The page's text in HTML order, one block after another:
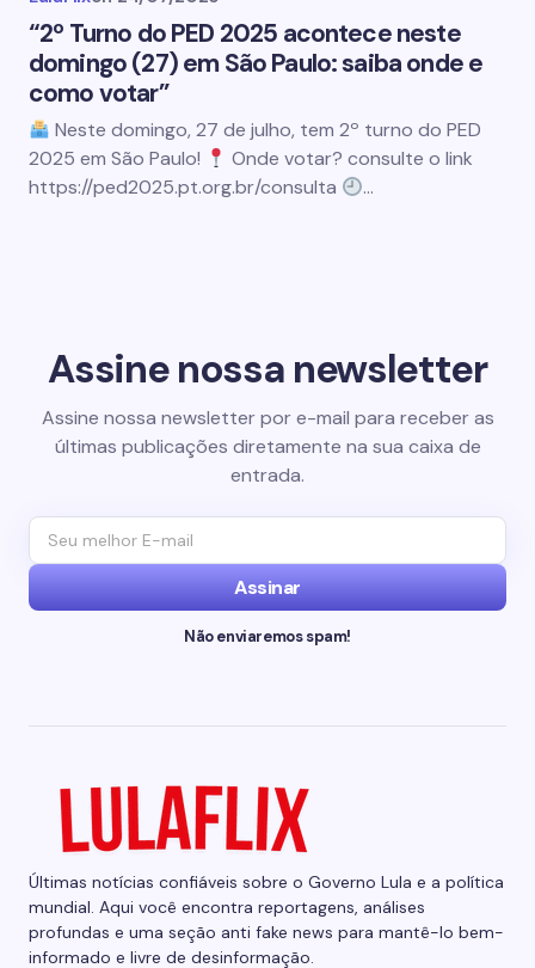
“2º Turno do PED 2025 acontece neste
domingo (27) em São Paulo: saiba onde e
como votar”
Neste domingo, 27 de julho, tem 2º turno do PED
2025 em São Paulo!
Onde votar? consulte o link
https://ped2025.pt.org.br/consulta
…
Assine nossa newsletter
Assine nossa newsletter por e-mail para receber as
últimas publicações diretamente na sua caixa de
entrada.
Assinar
Não enviaremos spam!
Últimas notícias confiáveis sobre o Governo Lula e a política
mundial. Aqui você encontra reportagens, análises
profundas e uma seção anti fake news para mantê-lo bem-
informado e livre de desinformação.